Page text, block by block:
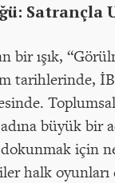
Satrançla
bir ışık,
tarihlerinde,
büyük
için
halk